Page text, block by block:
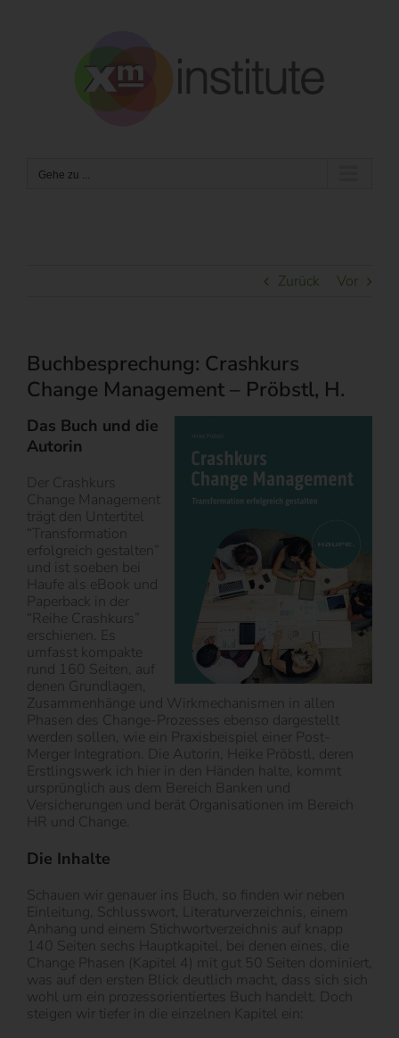
Gehe zu ...
Zurück Vor
Buchbesprechung: Crashkurs
Change Management – Pröbstl, H.
Das Buch und die
Autorin
Der Crashkurs
Change Management
trägt den Untertitel
“Transformation
erfolgreich gestalten”
und ist soeben bei
Haufe als eBook und
Paperback in der
“Reihe Crashkurs”
erschienen. Es
umfasst kompakte
rund 160 Seiten, auf
denen Grundlagen,
Zusammenhänge und Wirkmechanismen in allen
Phasen des Change-Prozesses ebenso dargestellt
werden sollen, wie ein Praxisbeispiel einer Post-
Merger Integration. Die Autorin, Heike Pröbstl, deren
Erstlingswerk ich hier in den Händen halte, kommt
ursprünglich aus dem Bereich Banken und
Versicherungen und berät Organisationen im Bereich
HR und Change.
Die Inhalte
Schauen wir genauer ins Buch, so finden wir neben
Einleitung, Schlusswort, Literaturverzeichnis, einem
Anhang und einem Stichwortverzeichnis auf knapp
140 Seiten sechs Hauptkapitel, bei denen eines, die
Change Phasen (Kapitel 4) mit gut 50 Seiten dominiert,
was auf den ersten Blick deutlich macht, dass sich sich
wohl um ein prozessorientiertes Buch handelt. Doch
steigen wir tiefer in die einzelnen Kapitel ein: